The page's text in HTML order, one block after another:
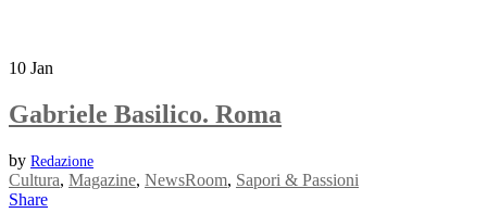
10 Jan
Gabriele Basilico. Roma
by Redazione
Cultura, Magazine, NewsRoom, Sapori & Passioni
Share